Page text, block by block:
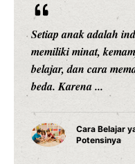
Setiap anak adalah
memiliki minat,
belajar, dan cara
beda. Karena ...
Cara Belajar
Potensinya